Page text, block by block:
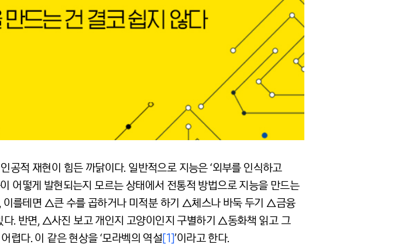
적 재현이 힘든 까닭이다. 일반적으로 지능은 ‘외부를 인식하고
어떻게 발현되는지 모르는 상태에서 전통적 방법으로 지능을 만드는
이를테면 △큰 수를 곱하거나 미적분 하기 △체스나 바둑 두기 △금융
. 반면, △사진 보고 개인지 고양이인지 구별하기 △동화책 읽고 그
렵다. 이 같은 현상을 ‘모라벡의 역설[1]’이라고 한다.